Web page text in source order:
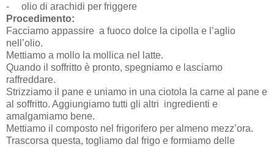
-
olio di arachidi per friggere
Procedimento:
Facciamo appassire a fuoco dolce la cipolla e l’aglio
nell’olio.
Mettiamo a mollo la mollica nel latte.
Quando il soffritto è pronto, spegniamo e lasciamo
raffreddare.
Strizziamo il pane e uniamo in una ciotola la carne al pane e
al soffritto. Aggiungiamo tutti gli altri ingredienti e
amalgamiamo bene.
Mettiamo il composto nel frigorifero per almeno mezz’ora.
Trascorsa questa, togliamo dal frigo e formiamo delle